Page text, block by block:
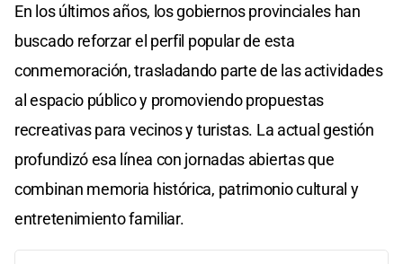
En los últimos años, los gobiernos provinciales han
buscado reforzar el perfil popular de esta
conmemoración, trasladando parte de las actividades
al espacio público y promoviendo propuestas
recreativas para vecinos y turistas. La actual gestión
profundizó esa línea con jornadas abiertas que
combinan memoria histórica, patrimonio cultural y
entretenimiento familiar.